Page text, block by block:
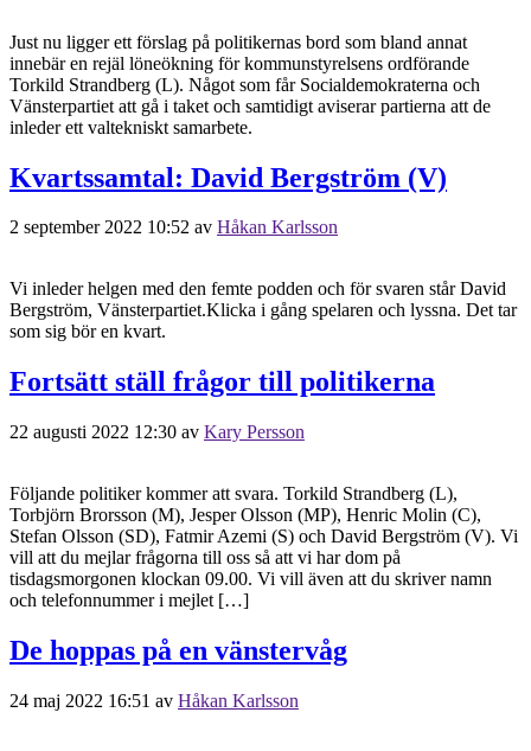
Just nu ligger ett förslag på politikernas bord som bland annat
innebär en rejäl löneökning för kommunstyrelsens ordförande
Torkild Strandberg (L). Något som får Socialdemokraterna och
Vänsterpartiet att gå i taket och samtidigt aviserar partierna att de
inleder ett valtekniskt samarbete.
Kvartssamtal: David Bergström (V)
2 september 2022 10:52 av Håkan Karlsson
Vi inleder helgen med den femte podden och för svaren står David
Bergström, Vänsterpartiet.Klicka i gång spelaren och lyssna. Det tar
som sig bör en kvart.
Fortsätt ställ frågor till politikerna
22 augusti 2022 12:30 av Kary Persson
Följande politiker kommer att svara. Torkild Strandberg (L),
Torbjörn Brorsson (M), Jesper Olsson (MP), Henric Molin (C),
Stefan Olsson (SD), Fatmir Azemi (S) och David Bergström (V). Vi
vill att du mejlar frågorna till oss så att vi har dom på
tisdagsmorgonen klockan 09.00. Vi vill även att du skriver namn
och telefonnummer i mejlet […]
De hoppas på en vänstervåg
24 maj 2022 16:51 av Håkan Karlsson